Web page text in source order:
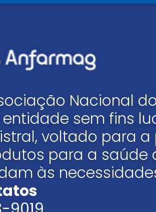
Nacional
sem fins
voltado para
para a saúde
às